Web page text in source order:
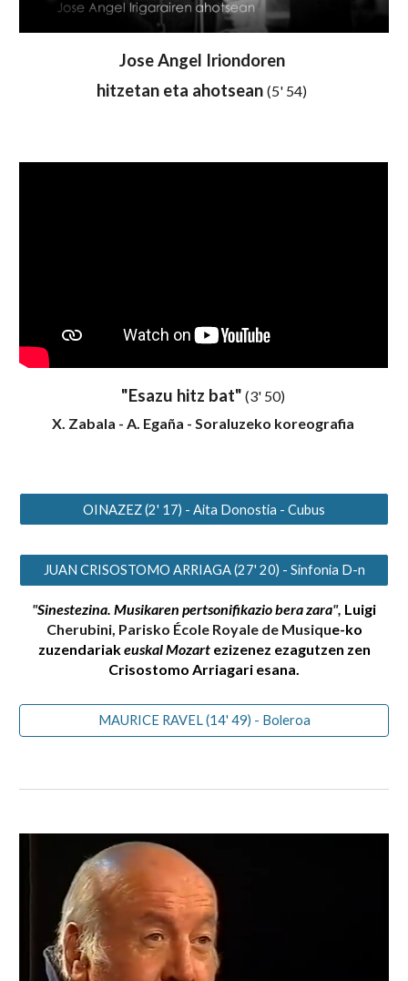
Jose Angel Iriondoren
hitzetan eta ahotsean (5' 54)
"Esazu hitz bat" (3' 50)
X. Zabala - A. Egaña - Soraluzeko koreografia
OINAZEZ (2' 17) - Aita Donostia - Cubus
JUAN CRISOSTOMO ARRIAGA (27' 20) - Sinfonia D-n
"Sinestezina. Musikaren pertsonifikazio bera zara", Luigi
Cherubini, Parisko École Royale de Musique-ko
zuzendariakeuskal Mozartezizenez ezagutzen zen
Crisostomo Arriagari esana.
MAURICE RAVEL (14' 49) - Boleroa